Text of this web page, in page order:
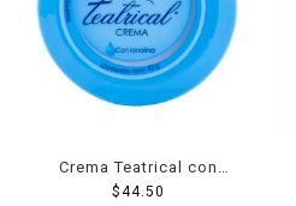
Crema Teatrical con
lanolina 52 g
$44.50